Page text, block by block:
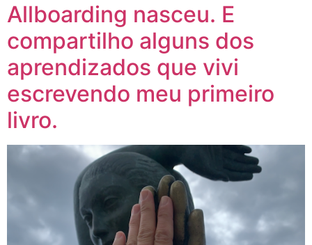
Allboarding nasceu. E
compartilho alguns dos
aprendizados que vivi
escrevendo meu primeiro
livro.